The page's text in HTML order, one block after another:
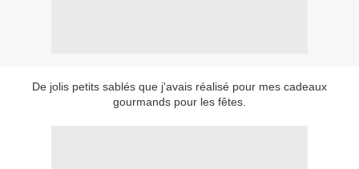
De jolis petits sablés que j'avais réalisé pour mes cadeaux
gourmands pour les fêtes.